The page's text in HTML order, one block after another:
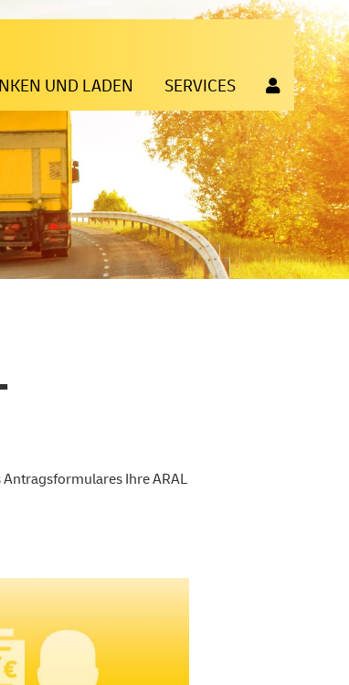
UND LADEN SERVICES
Ihre ARAL